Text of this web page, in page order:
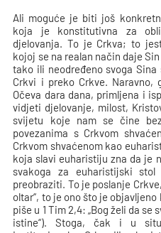
Ali moguće je biti još
koja je konstitutivna za
djelovanja. To je Crkva; to
kojoj se na realan način daje
tako ili neodređeno svoga
Crkvi i preko Crkve. Naravno,
Očeva dara dana, primljena i
vidjeti djelovanje, milost,
svijetu koje nam se čine
povezanima s Crkvom
Crkvom shvaćenom kao
koja slavi euharistiju zna da je
svakoga za euharistijski
preobraziti. To je poslanje
oltar“, to je ono što je
piše u 1 Tim 2,4: „Bog želi da
istine“). Stoga, čak i u